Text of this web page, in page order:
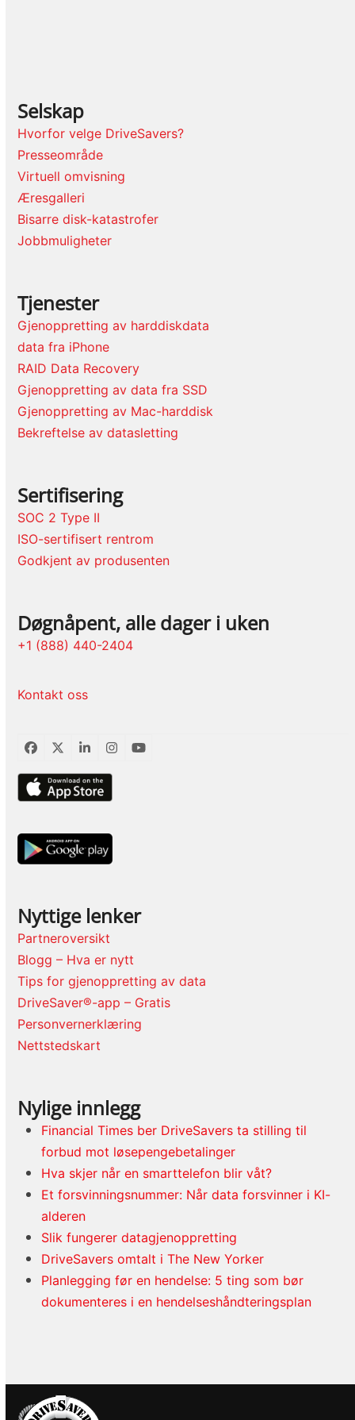
Selskap
Hvorfor velge DriveSavers?
Presseområde
Virtuell omvisning
Æresgalleri
Bisarre disk-katastrofer
Jobbmuligheter
Tjenester
Gjenoppretting av harddiskdata
data fra iPhone
RAID Data Recovery
Gjenoppretting av data fra SSD
Gjenoppretting av Mac-harddisk
Bekreftelse av datasletting
Sertifisering
SOC 2 Type II
ISO-sertifisert rentrom
Godkjent av produsenten
Døgnåpent, alle dager i uken
+1 (888) 440-2404
Kontakt oss
Facebook
TwitterLinkedInInstagram
YouTube
Nyttige lenker
Partneroversikt
Blogg – Hva er nytt
Tips for gjenoppretting av data
DriveSaver®-app – Gratis
Personvernerklæring
Nettstedskart
Nylige innlegg
Financial Times ber DriveSavers ta stilling til
forbud mot løsepengebetalinger
Hva skjer når en smarttelefon blir våt?
Et forsvinningsnummer: Når data forsvinner i KI-
alderen
Slik fungerer datagjenoppretting
DriveSavers omtalt i The New Yorker
Planlegging før en hendelse: 5 ting som bør
dokumenteres i en hendelseshåndteringsplan